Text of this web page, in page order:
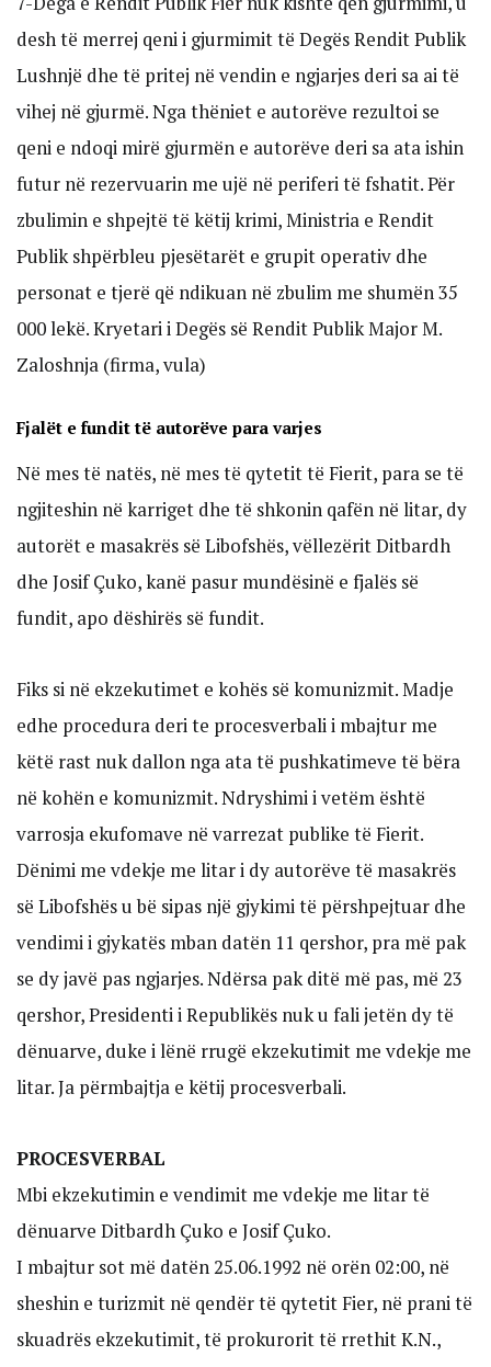
desh të merrej qeni i gjurmimit të Degës Rendit Publik
Lushnjë dhe të pritej në vendin e ngjarjes deri sa ai të
vihej në gjurmë. Nga thëniet e autorëve rezultoi se
qeni e ndoqi mirë gjurmën e autorëve deri sa ata ishin
futur në rezervuarin me ujë në periferi të fshatit. Për
zbulimin e shpejtë të këtij krimi, Ministria e Rendit
Publik shpërbleu pjesëtarët e grupit operativ dhe
personat e tjerë që ndikuan në zbulim me shumën 35
000 lekë. Kryetari i Degës së Rendit Publik Major M.
Zaloshnja (firma, vula)
Fjalët e fundit të autorëve para varjes
Në mes të natës, në mes të qytetit të Fierit, para se të
ngjiteshin në karriget dhe të shkonin qafën në litar, dy
autorët e masakrës së Libofshës, vëllezërit Ditbardh
dhe Josif Çuko, kanë pasur mundësinë e fjalës së
fundit, apo dëshirës së fundit.
Fiks si në ekzekutimet e kohës së komunizmit. Madje
edhe procedura deri te procesverbali i mbajtur me
këtë rast nuk dallon nga ata të pushkatimeve të bëra
në kohën e komunizmit. Ndryshimi i vetëm është
varrosja ekufomave në varrezat publike të Fierit.
Dënimi me vdekje me litar i dy autorëve të masakrës
së Libofshës u bë sipas një gjykimi të përshpejtuar dhe
vendimi i gjykatës mban datën 11 qershor, pra më pak
se dy javë pas ngjarjes. Ndërsa pak ditë më pas, më 23
qershor, Presidenti i Republikës nuk u fali jetën dy të
dënuarve, duke i lënë rrugë ekzekutimit me vdekje me
litar. Ja përmbajtja e këtij procesverbali.
PROCESVERBAL
Mbi ekzekutimin e vendimit me vdekje me litar të
dënuarve Ditbardh Çuko e Josif Çuko.
I mbajtur sot më datën 25.06.1992 në orën 02:00, në
sheshin e turizmit në qendër të qytetit Fier, në prani të
skuadrës ekzekutimit, të prokurorit të rrethit K.N.,